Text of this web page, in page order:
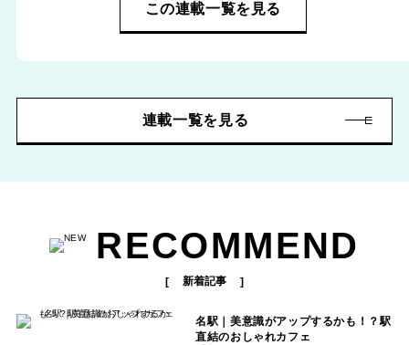
この連載一覧を見る
連載一覧を見る
RECOMMEND
新着記事
名駅｜美意識がアップするかも！？駅
直結のおしゃれカフェ